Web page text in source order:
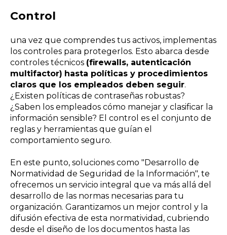
Control
una vez que comprendes tus activos, implementas
los controles para protegerlos. Esto abarca desde
controles técnicos (firewalls, autenticación
multifactor) hasta políticas y procedimientos
claros que los empleados deben seguir.
¿Existen políticas de contraseñas robustas?
¿Saben los empleados cómo manejar y clasificar la
información sensible? El control es el conjunto de
reglas y herramientas que guían el
comportamiento seguro.
En este punto, soluciones como "Desarrollo de
Normatividad de Seguridad de la Información", te
ofrecemos un servicio integral que va más allá del
desarrollo de las normas necesarias para tu
organización. Garantizamos un mejor control y la
difusión efectiva de esta normatividad, cubriendo
desde el diseño de los documentos hasta las